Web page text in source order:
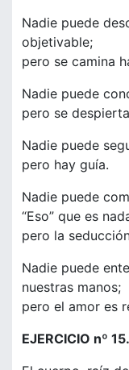
Nadie puede
objetivable;
pero se camina
Nadie puede
pero se
Nadie puede
pero hay guía.
Nadie puede
“Eso” que es
pero la
Nadie puede
nuestras manos;
pero el amor es
EJERCICIO nº 15.